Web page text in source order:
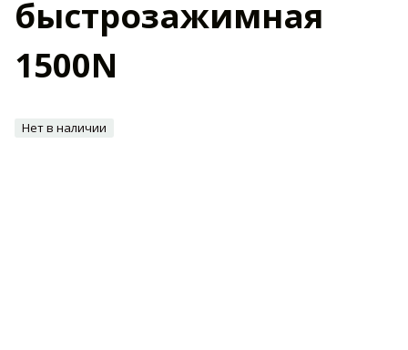
быстрозажимная
1500N
Нет в наличии